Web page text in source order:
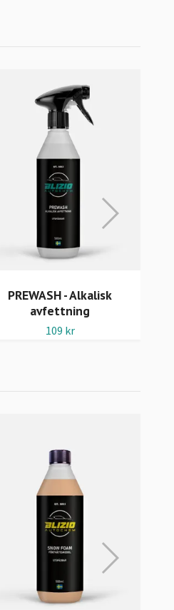
PREWASH - Alkalisk
avfettning
109 kr